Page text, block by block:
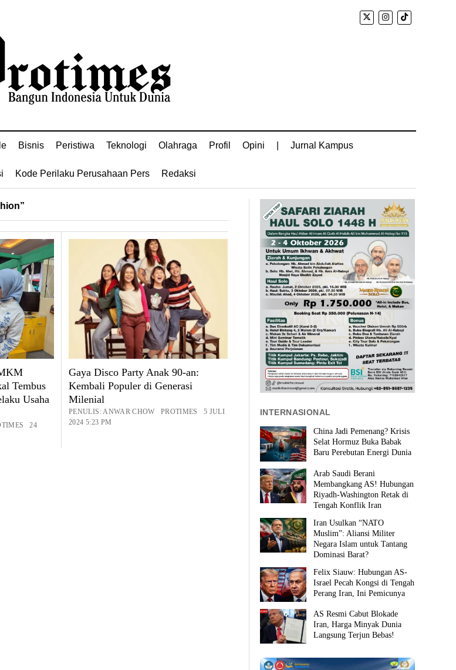
Bisnis Peristiwa Teknologi Olahraga Profil Opini Jurnal Kampus
Kode Perilaku Perusahaan Pers Redaksi
Tembus
Usaha
24
Gaya Disco Party Anak 90-an:
Kembali Populer di Generasi
Milenial
PENULIS: ANWAR CHOW PROTIMES 5 JULI
2024 5:23 PM
INTERNASIONAL
China Jadi Pemenang? Krisis
Selat Hormuz Buka Babak
Baru Perebutan Energi Dunia
Arab Saudi Berani
Membangkang AS! Hubungan
Riyadh-Washington Retak di
Tengah Konflik Iran
Iran Usulkan “NATO
Muslim”: Aliansi Militer
Negara Islam untuk Tantang
Dominasi Barat?
Felix Siauw: Hubungan AS-
Israel Pecah Kongsi di Tengah
Perang Iran, Ini Pemicunya
AS Resmi Cabut Blokade
Iran, Harga Minyak Dunia
Langsung Terjun Bebas!